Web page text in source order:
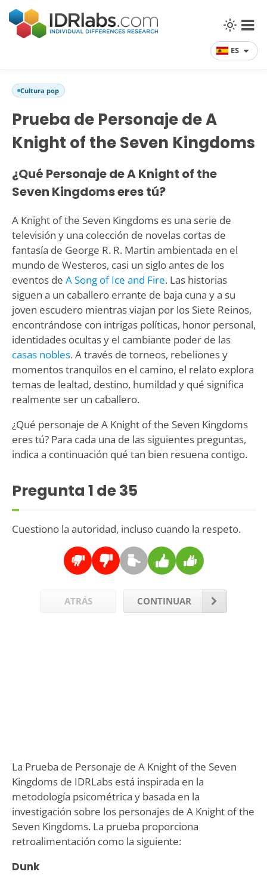
ES
Cultura pop
Prueba de Personaje de A
Knight of the Seven Kingdoms
¿Qué Personaje de A Knight of the
Seven Kingdoms eres tú?
A Knight of the Seven Kingdoms es una serie de
televisión y una colección de novelas cortas de
fantasía de George R. R. Martin ambientada en el
mundo de Westeros, casi un siglo antes de los
eventos de A Song of Ice and Fire. Las historias
siguen a un caballero errante de baja cuna y a su
joven escudero mientras viajan por los Siete Reinos,
encontrándose con intrigas políticas, honor personal,
identidades ocultas y el cambiante poder de las
casas nobles. A través de torneos, rebeliones y
momentos tranquilos en el camino, el relato explora
temas de lealtad, destino, humildad y qué significa
realmente ser un caballero.
¿Qué personaje de A Knight of the Seven Kingdoms
eres tú? Para cada una de las siguientes preguntas,
indica a continuación qué tan bien resuena contigo.
Pregunta 1 de 35
Cuestiono la autoridad, incluso cuando la respeto.
ATRÁS CONTINUAR
La Prueba de Personaje de A Knight of the Seven
Kingdoms de IDRLabs está inspirada en la
metodología psicométrica y basada en la
investigación sobre los personajes de A Knight of the
Seven Kingdoms. La prueba proporciona
retroalimentación como la siguiente:
Dunk